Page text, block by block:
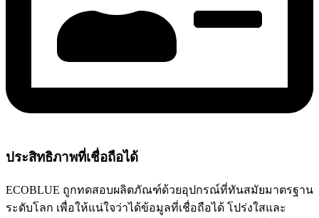
ประสิทธิภาพที่เชื่อถือได้
ECOBLUE ถูกทดสอบผลิตภัณฑ์ด้วยอุปกรณ์ที่ทันสมัยมาตรฐาน
ระดับโลก เพื่อให้แน่ใจว่าได้ข้อมูลที่เชื่อถือได้ โปร่งใสและ